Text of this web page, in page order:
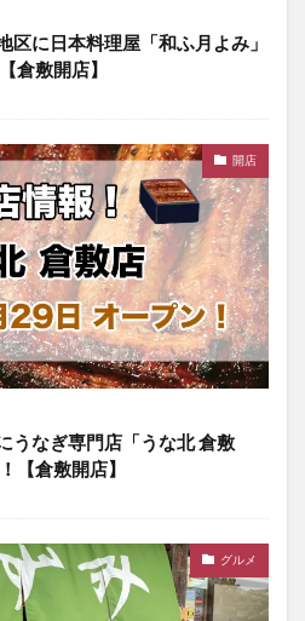
に日本料理屋「和ふ月よみ」
倉敷開店】
開店
うなぎ専門店「うな北 倉敷
【倉敷開店】
グルメ